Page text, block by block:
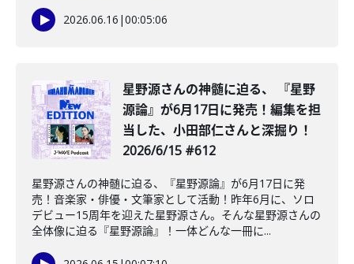
2026.06.16 |00:05:06
星野源さんの神髄に迫る、 『星野
源論』が6月17日に発売！編集を担
当した、小田部仁さんと深掘り！
2026/6/15 #612
星野源さんの神髄に迫る、『星野源論』が6月17日に発
売！音楽家・俳優・文筆家として活動！昨年6月に、ソロ
デビュー15周年を迎えた星野源さん。そんな星野源さんの
全体像に迫る『星野源論』！一体どんな一冊に...